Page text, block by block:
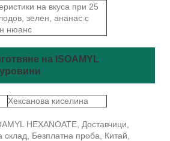
на вкуса при 25
зелен, ананас с
нюанс
на ISOAMYL
Хексанова киселина
HEXANOATE, Доставчици,
Безплатна проба, Китай,